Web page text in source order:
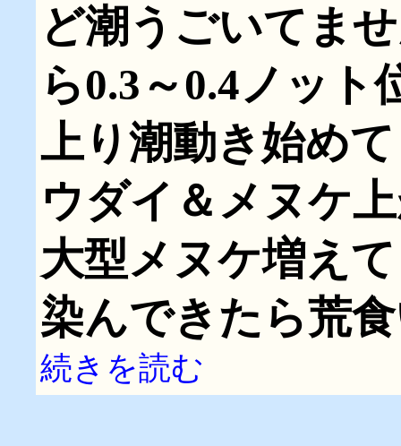
ど潮うごいてま
ら0.3～0.4ノッ
上り潮動き始め
ウダイ＆メヌケ
大型メヌケ増え
染んできたら荒
続きを読む